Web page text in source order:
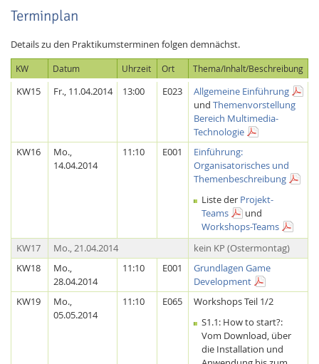
Lab Dresden
Terminplan
Details zu den Praktikumsterminen folgen demnächst.
KW Datum Uhrzeit Ort Thema/Inhalt/Beschreibung
KW15 Fr., 11.04.2014 13:00 E023
Allgemeine Einführung
und Themenvorstellung
Bereich Multimedia-
Technologie
KW16
Mo.,
14.04.2014
11:10 E001
Einführung:
Organisatorisches und
Themenbeschreibung
Liste der Projekt-
Teams
und
Workshops-Teams
KW17
Mo., 21.04.2014
kein KP (Ostermontag)
KW18
Mo.,
28.04.2014
11:10 E001
Grundlagen Game
Development
KW19
Mo.,
05.05.2014
11:10 E065
Workshops Teil 1/2
S1.1: How to start?:
Vom Download, über
die Installation und